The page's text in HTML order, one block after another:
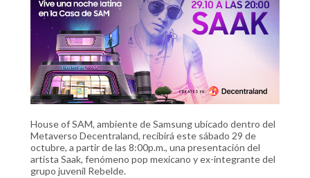
House of SAM, ambiente de Samsung ubicado dentro del
Metaverso Decentraland, recibirá este sábado 29 de
octubre, a partir de las 8:00p.m., una presentación del
artista Saak, fenómeno pop mexicano y ex-integrante del
grupo juvenil Rebelde.